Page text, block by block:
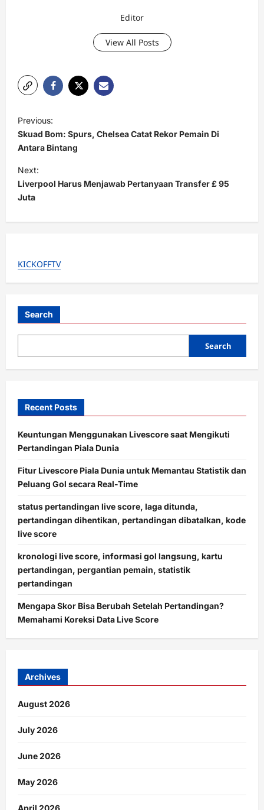
Editor
View All Posts
o
s
t
n
a
v
g
o
Previous:
Skuad Bom: Spurs, Chelsea Catat Rekor Pemain Di
Antara Bintang
Next:
Liverpool Harus Menjawab Pertanyaan Transfer £ 95
Juta
KICKOFFTV
Search
Search
Recent Posts
Keuntungan Menggunakan Livescore saat Mengikuti
Pertandingan Piala Dunia
Fitur Livescore Piala Dunia untuk Memantau Statistik dan
Peluang Gol secara Real-Time
status pertandingan live score, laga ditunda,
pertandingan dihentikan, pertandingan dibatalkan, kode
live score
kronologi live score, informasi gol langsung, kartu
pertandingan, pergantian pemain, statistik
pertandingan
Mengapa Skor Bisa Berubah Setelah Pertandingan?
Memahami Koreksi Data Live Score
Archives
August 2026
July 2026
June 2026
May 2026
April 2026